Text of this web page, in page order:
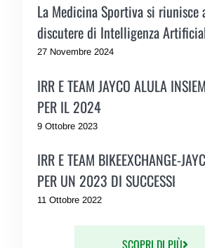
La Medicina Sportiva si riunisce
discutere di Intelligenza
27 Novembre 2024
IRR E TEAM JAYCO ALULA
PER IL 2024
9 Ottobre 2023
IRR E TEAM BIKEEXCHANGE-
PER UN 2023 DI SUCCESSI
11 Ottobre 2022
SCOPRI DI PIÙ